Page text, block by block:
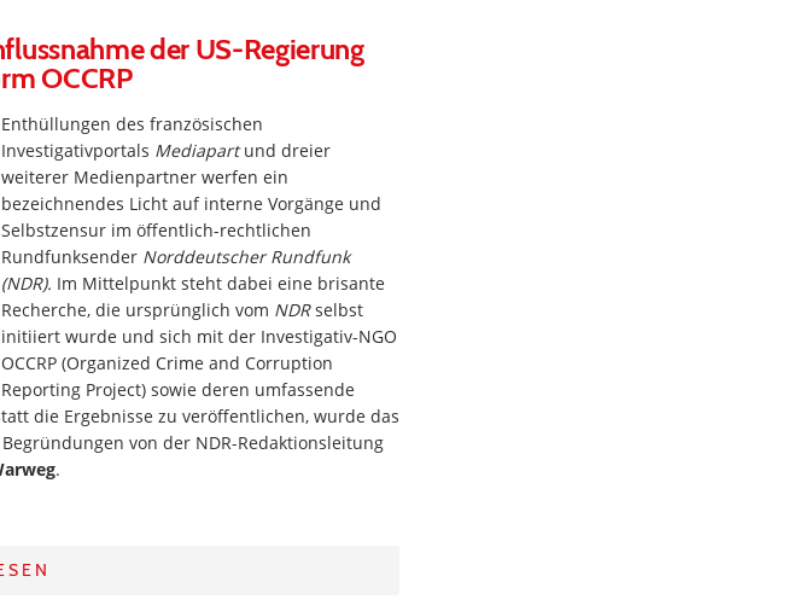
der US-Regierung
OCCRP
Enthüllungen des französischen
Investigativportals Mediapartund dreier
weiterer Medienpartner werfen ein
bezeichnendes Licht auf interne Vorgänge und
Selbstzensur im öffentlich-rechtlichen
Rundfunksender Norddeutscher Rundfunk
(NDR). Im Mittelpunkt steht dabei eine brisante
Recherche, die ursprünglich vom NDRselbst
initiiert wurde und sich mit der Investigativ-NGO
OCCRP (Organized Crime and Corruption
Reporting Project) sowie deren umfassende
die Ergebnisse zu veröffentlichen, wurde das
von der NDR-Redaktionsleitung
.